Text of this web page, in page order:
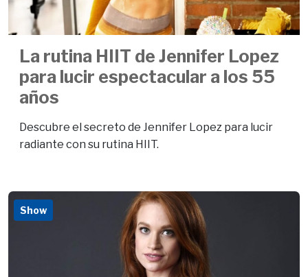
La rutina HIIT de Jennifer Lopez
para lucir espectacular a los 55
años
Descubre el secreto de Jennifer Lopez para lucir
radiante con su rutina HIIT.
Show